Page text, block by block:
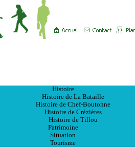
Histoire
Histoire de La Bataille
Histoire de Chef-Boutonne
Histoire de Crézières
Histoire de Tillou
Patrimoine
Situation
Tourisme